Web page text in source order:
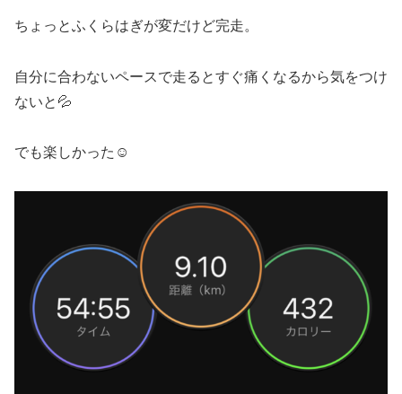
ちょっとふくらはぎが変だけど完走。
自分に合わないペースで走るとすぐ痛くなるから気をつけ
ないと💦
でも楽しかった☺️